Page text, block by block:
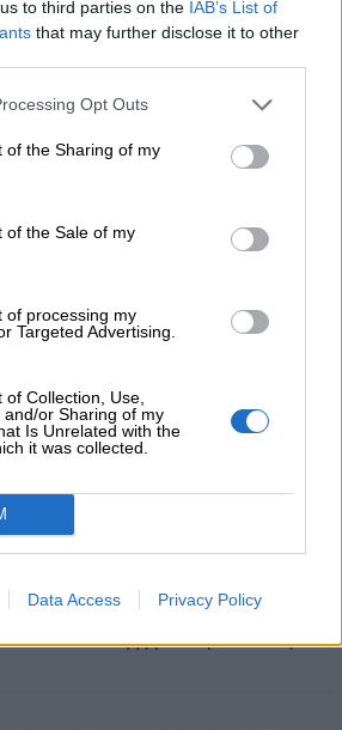
to third parties on the IAB’s List of
that may further disclose it to other
Opt Outs
of the Sharing of my
of the Sale of my
of processing my
Targeted Advertising.
Collection, Use,
and/or Sharing of my
Is Unrelated with the
it was collected.
Data Access Privacy Policy
– «ΕΡΡΙΚΟΣ ΝΤΥΝΑΝ»/ΚΕΝΤΡΟ
με το κλείσιμο του
καλύτερα από τον άνθρωπο. Πάντα;
Α' Εξαμήνου - Εξαιρετική ανάπτυξη
Προσαρμοσμένα Καθαρά Αποτελέσματα
επιχειρηματικές δραστηριότητες
Επαγγελματικής
ανάπτυξης για ασφαλιστικές και